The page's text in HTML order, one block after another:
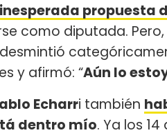
propuesta
como diputada.
y afirmó: “Aún lo
Echarri también
dentro mío. Ya los